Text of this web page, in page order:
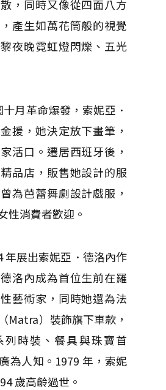
，同時又像從四面八方
產生如萬花筒般的視覺
夜晚霓虹燈閃爍、五光
月革命爆發，索妮亞．
援，她決定放下畫筆，
活口。遷居西班牙後，
品店，販售她設計的服
為芭蕾舞劇設計戲服，
性消費者歡迎。
年展出索妮亞．德洛內作
洛內成為首位生前在羅
藝術家，同時她還為法
Matra）裝飾旗下車款，
列時裝、餐具與珠寶首
為人知。1979 年，索妮
歲高齡過世。